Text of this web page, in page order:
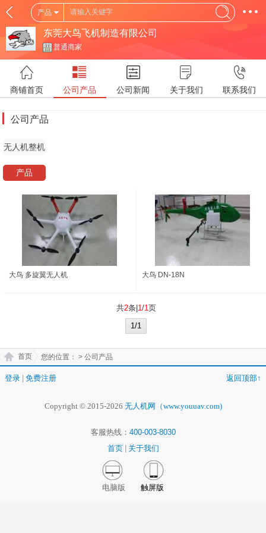
产品
东莞大鸟飞机制造有限公司
普通商家
商铺首页 公司产品 公司新闻 关于我们 联系我们
公司产品
无人机整机
产品
大鸟 多旋翼无人机 大鸟 DN-18N
共2条| 1/1页
1/1
您的位置：
首页 > 公司产品
登录 免费注册 返回顶部↑
Copyright © 2015-2026 无人机网（www.youuav.com)
客服热线： 400-003-8030
首页
关于我们
电脑版 触屏版